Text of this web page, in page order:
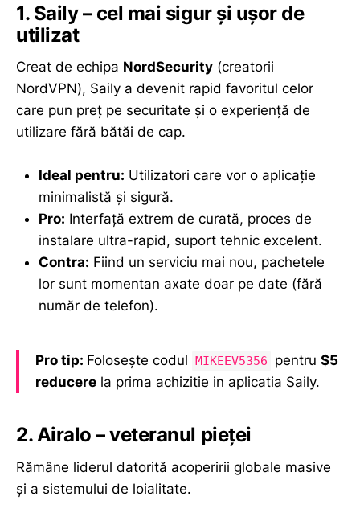
1. Saily – cel mai sigur și ușor de
utilizat
Creat de echipa NordSecurity (creatorii
NordVPN), Saily a devenit rapid favoritul celor
care pun preț pe securitate și o experiență de
utilizare fără bătăi de cap.
Ideal pentru: Utilizatori care vor o aplicație
minimalistă și sigură.
Pro: Interfață extrem de curată, proces de
instalare ultra-rapid, suport tehnic excelent.
Contra: Fiind un serviciu mai nou, pachetele
lor sunt momentan axate doar pe date (fără
număr de telefon).
Pro tip: Folosește codul MIKEEV5356 pentru $5
reducere la prima achizitie in aplicatia Saily.
2. Airalo – veteranul pieței
Rămâne liderul datorită acoperirii globale masive
și a sistemului de loialitate.